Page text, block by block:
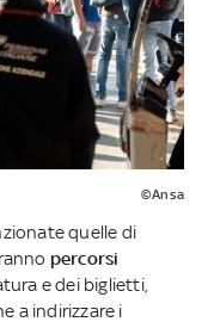
©Ansa
quelle di
percorsi
e dei biglietti,
a indirizzare i